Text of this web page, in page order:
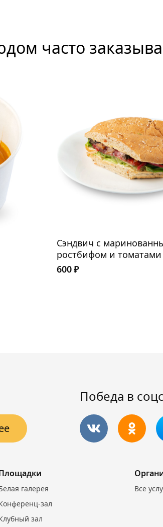
часто
Сэндвич с
ростбифом и томатами
600₽
Победа в
галерея
зал
зал
Все